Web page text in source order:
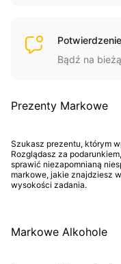
Bądź na
Prezenty Markowe
Szukasz prezentu, którym
Rozglądasz za
sprawić niezapomnianą
markowe, jakie znajdziesz
wysokości zadania.
Markowe Alkohole